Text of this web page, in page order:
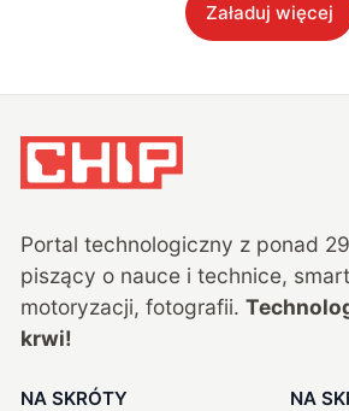
Załaduj więcej
Portal technologiczny z ponad 29
piszący o nauce i technice,
motoryzacji, fotografii.
krwi!
NA SKRÓTY NA